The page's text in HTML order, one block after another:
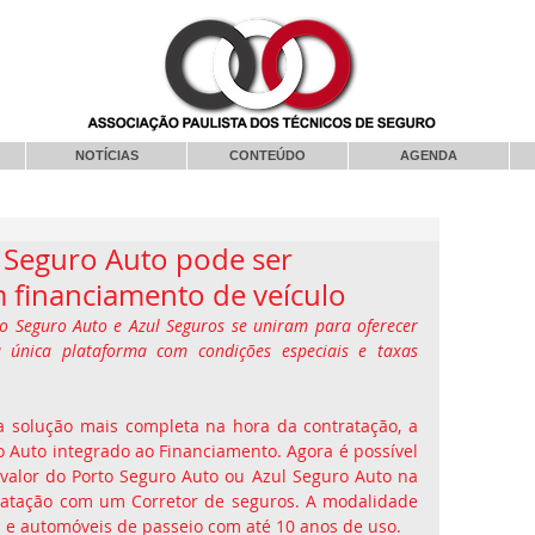
NOTÍCIAS CONTEÚDO AGENDA
Auto pode ser
de veículo
Seguro Auto e Azul Seguros se uniram para oferecer
plataforma com condições especiais e taxas
solução mais completa na hora da contratação, a
Auto integrado ao Financiamento. Agora é possível
do Porto Seguro Auto ou Azul Seguro Auto na
com um Corretor de seguros. A modalidade
automóveis de passeio com até 10 anos de uso.